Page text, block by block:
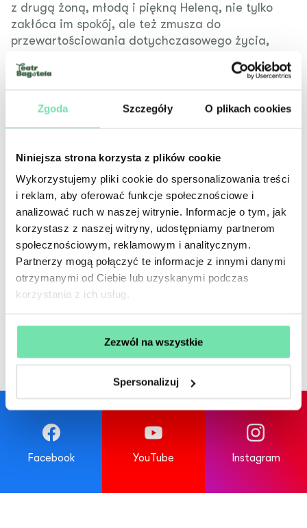
Zgoda Szczegóły O plikach cookies
Niniejsza strona korzysta z plików cookie
Wykorzystujemy pliki cookie do spersonalizowania treści
i reklam, aby oferować funkcje społecznościowe i
analizować ruch w naszej witrynie. Informacje o tym, jak
korzystasz z naszej witryny, udostępniamy partnerom
społecznościowym, reklamowym i analitycznym.
Partnerzy mogą połączyć te informacje z innymi danymi
otrzymanymi od Ciebie lub uzyskanymi podczas
korzystania z ich usług.
Zezwól na wszystkie
Spersonalizuj
z drugą żoną, młodą i piękną Heleną, nie tylko
zakłóca im spokój, ale też zmusza do
przewartościowania dotychczasowego życia,
Z pietyzmem dla szczegółu i dbałością
Czechow dramaty jednocześnie silnie
czasoprzestrzennych. Prawdopodobnie nie ma
widza, który w czechowowskich bohaterach nie
odnalazłby choć części własnych pragnień,
tęsknot, utraconych nadziei, niemocy, lęków czy
obaw – ale też i radości. Nie bez powodu Virginia
Woolf nazwała pisarza „najsubtelniejszym
analitykiem relacji międzyludzkich”.
Premiera:
11 listopada 2011, Scena na Sarego 7
Spektakl zagrany po raz ostatni:
Facebook YouTube Instagram